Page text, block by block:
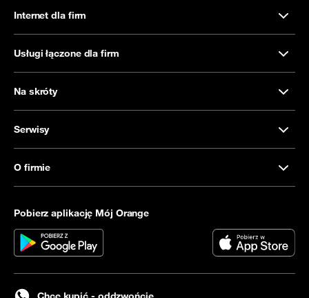
Internet dla firm
Usługi łączone dla firm
Na skróty
Serwisy
O firmie
Pobierz aplikację Mój Orange